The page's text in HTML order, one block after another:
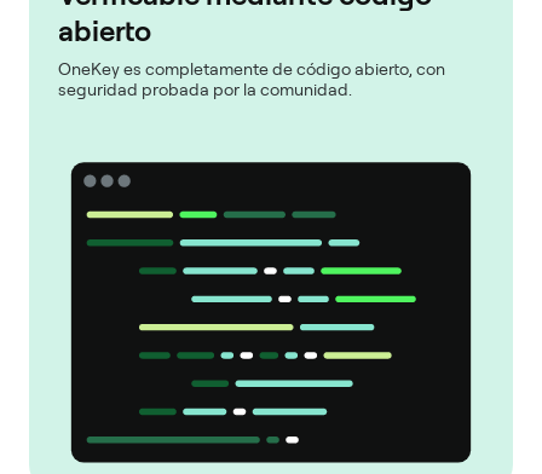
abierto
OneKey es completamente de código abierto, con
seguridad probada por la comunidad.